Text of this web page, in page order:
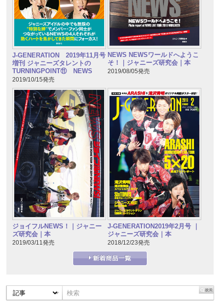
J-GENERATION 2019年11月号
増刊 ジャニーズタレントの
TURNINGPOINT⑪ NEWS
2019/10/15発売
NEWS NEWSワールドへようこ
そ！｜ジャニーズ研究会｜本
2019/08/05発売
ジョイフルNEWS！｜ジャニー
ズ研究会｜本
2019/03/11発売
J-GENERATION2019年2月号 ｜
ジャニーズ研究会｜本
2018/12/23発売